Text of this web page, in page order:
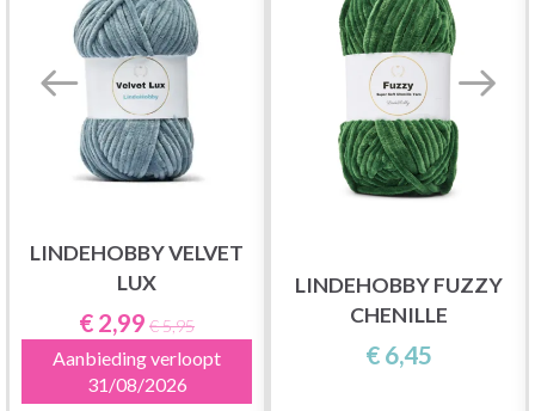
LINDEHOBBY VELVET
LUX
€ 2,99 € 5,95
Aanbieding verloopt
31/08/2026
LINDEHOBBY FUZZY
CHENILLE
€ 6,45